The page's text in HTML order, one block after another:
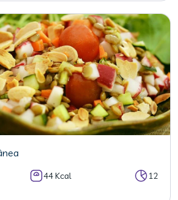
44 Kcal 12